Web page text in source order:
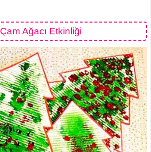
Çam Ağacı Etkinliği